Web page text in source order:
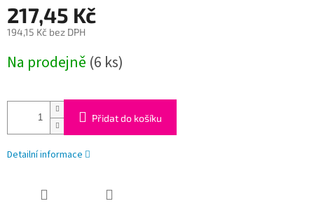
217,45 Kč
194,15 Kč bez DPH
cena:
Na prodejně (6 ks)
Přidat do košíku
Detailní informace